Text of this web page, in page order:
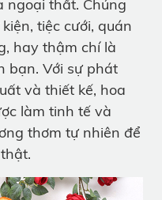
ngoại thất. Chúng
tiệc cưới, quán
hay thậm chí là
bạn. Với sự phát
và thiết kế, hoa
làm tinh tế và
thơm tự nhiên để